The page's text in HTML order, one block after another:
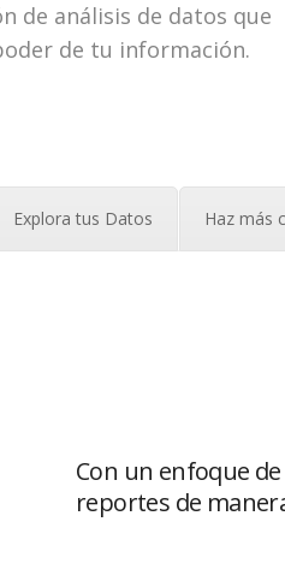
de análisis de datos que
de tu información.
Explora tus Datos Haz más
Con un enfoque
reportes de